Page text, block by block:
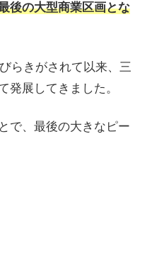
後の大型商業区画とな
らきがされて以来、三
発展してきました。
で、最後の大きなピー